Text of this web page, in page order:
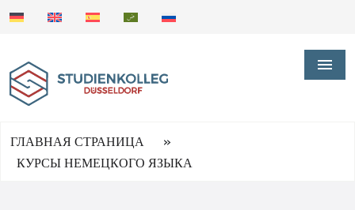
ГЛАВНАЯ СТРАНИЦА »
КУРСЫ НЕМЕЦКОГО ЯЗЫКА